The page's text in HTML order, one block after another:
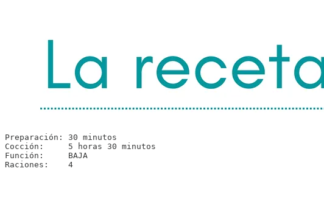
Preparación: 30 minutos
Cocción:     5 horas 30 minutos
Función:     BAJA
Raciones:    4